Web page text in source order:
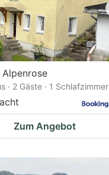
Alpenrose
· 2 Gäste · 1 Schlafzimmer
Zum Angebot